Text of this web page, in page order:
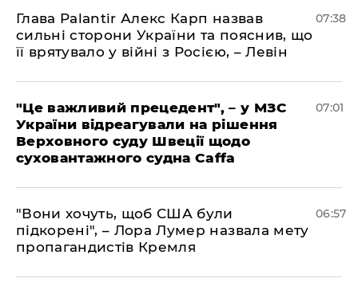
Глава Palantir Алекс Карп назвав
сильні сторони України та пояснив, що
її врятувало у війні з Росією, – Левін
07:38
"Це важливий прецедент", – у МЗС
України відреагували на рішення
Верховного суду Швеції щодо
суховантажного судна Caffa
07:01
"Вони хочуть, щоб США були
підкорені", – Лора Лумер назвала мету
пропагандистів Кремля
06:57